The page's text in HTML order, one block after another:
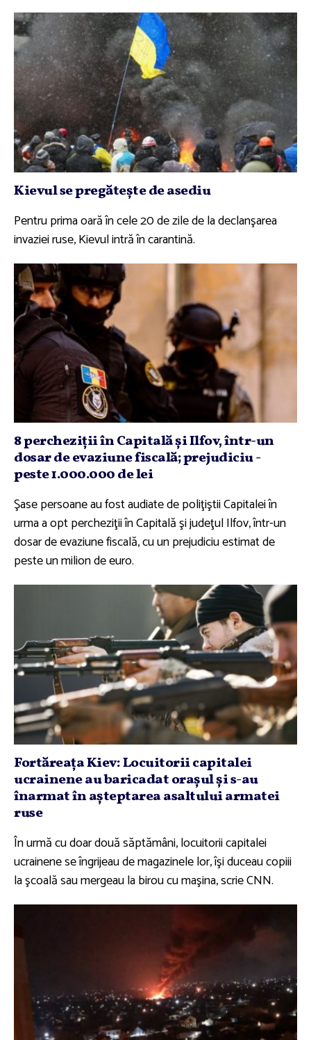
Kievul se pregăteşte de asediu
Pentru prima oară în cele 20 de zile de la declanşarea
invaziei ruse, Kievul intră în carantină.
8 percheziţii în Capitală şi Ilfov, într-un
dosar de evaziune fiscală; prejudiciu -
peste 1.000.000 de lei
Şase persoane au fost audiate de poliţiştii Capitalei în
urma a opt percheziţii în Capitală şi judeţul Ilfov, într-un
dosar de evaziune fiscală, cu un prejudiciu estimat de
peste un milion de euro.
Fortăreaţa Kiev: Locuitorii capitalei
ucrainene au baricadat oraşul şi s-au
înarmat în aşteptarea asaltului armatei
ruse
În urmă cu doar două săptămâni, locuitorii capitalei
ucrainene se îngrijeau de magazinele lor, îşi duceau copiii
la şcoală sau mergeau la birou cu maşina, scrie CNN.